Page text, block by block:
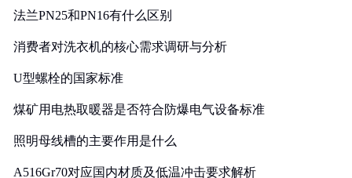
法兰PN25和PN16有什么区别
消费者对洗衣机的核心需求调研与分析
U型螺栓的国家标准
煤矿用电热取暖器是否符合防爆电气设备标准
照明母线槽的主要作用是什么
A516Gr70对应国内材质及低温冲击要求解析